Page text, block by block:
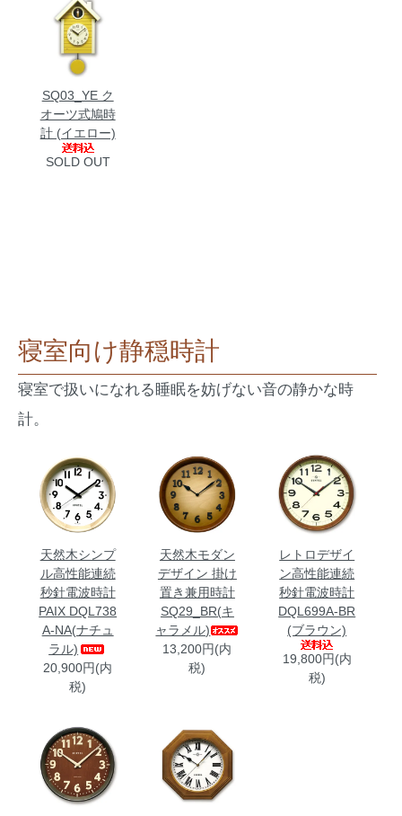
SQ03_YE ク
オーツ式鳩時
計 (イエロー)
SOLD OUT
寝室向け静穏時計
寝室で扱いになれる睡眠を妨げない音の静かな時
計。
天然木シンプ
ル高性能連続
秒針電波時計
PAIX DQL738
A-NA(ナチュ
ラル)
20,900円(内
税)
天然木モダン
デザイン 掛け
置き兼用時計
SQ29_BR(キ
ャラメル)
13,200円(内
税)
レトロデザイ
ン高性能連続
秒針電波時計
DQL699A-BR
(ブラウン)
19,800円(内
税)